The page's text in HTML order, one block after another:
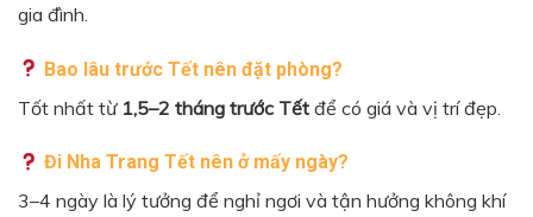
gia đình.
Bao lâu trước Tết nên đặt phòng?
Tốt nhất từ 1,5–2 tháng trước Tết để có giá và vị trí đẹp.
Đi Nha Trang Tết nên ở mấy ngày?
3–4 ngày là lý tưởng để nghỉ ngơi và tận hưởng không khí